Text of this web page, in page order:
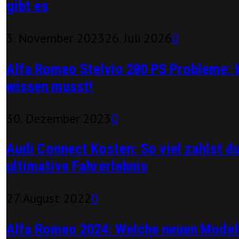
gibt es
0
Alfa Romeo Stelvio 280 PS Probleme:
wissen musst!
0
Audi Connect Kosten: So viel zahlst
ultimative Fahrerlebnis
0
Alfa Romeo 2024: Welche neuen